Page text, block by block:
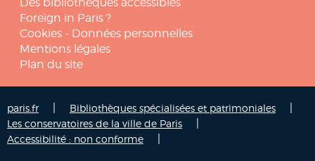
Foreign in Paris ?
Cookies - Données personnelles
Mentions légales
Plan du site
paris.fr Bibliothèques spécialisées et patrimoniales
Les conservatoires de la ville de Paris
Accessibilité : non conforme